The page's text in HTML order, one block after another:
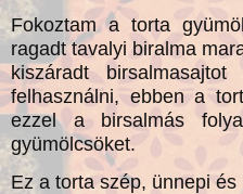
Fokoztam a torta
ragadt tavalyi biralma
kiszáradt
felhasználni, ebben a
ezzel a birsalmás
gyümölcsöket.
Ez a torta szép, ünnepi